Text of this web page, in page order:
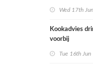
Wed 17th Jun
Kookadvies
voorbij
Tue 16th Jun